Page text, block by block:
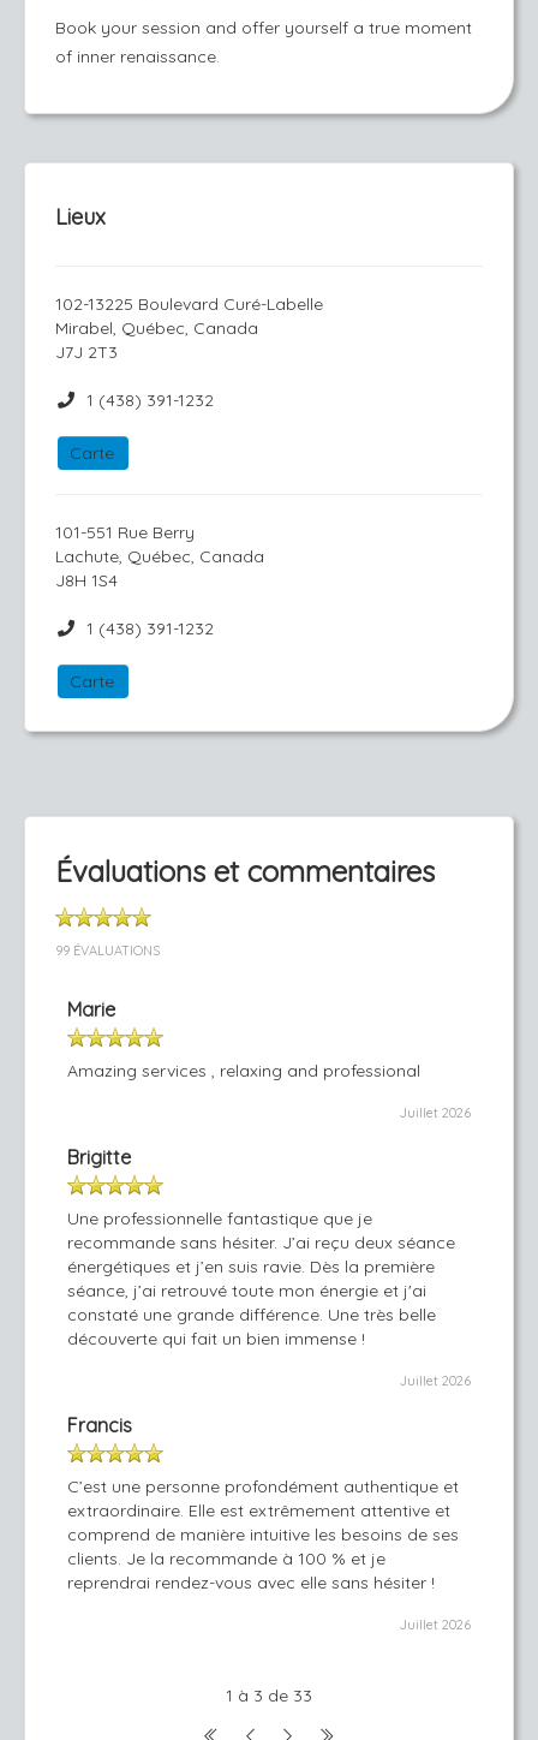
Book your session and offer yourself a true moment
of inner renaissance.
Lieux
102-13225 Boulevard Curé-Labelle
Mirabel, Québec, Canada
J7J 2T3
1 (438) 391-1232
Carte
101-551 Rue Berry
Lachute, Québec, Canada
J8H 1S4
1 (438) 391-1232
Carte
Évaluations et commentaires
99 ÉVALUATIONS
Marie
Amazing services , relaxing and professional
Juillet 2026
Brigitte
Une professionnelle fantastique que je
recommande sans hésiter. J’ai reçu deux séance
énergétiques et j’en suis ravie. Dès la première
séance, j’ai retrouvé toute mon énergie et j'ai
constaté une grande différence. Une très belle
découverte qui fait un bien immense !
Juillet 2026
Francis
C’est une personne profondément authentique et
extraordinaire. Elle est extrêmement attentive et
comprend de manière intuitive les besoins de ses
clients. Je la recommande à 100 % et je
reprendrai rendez-vous avec elle sans hésiter !
Juillet 2026
1 à 3 de 33